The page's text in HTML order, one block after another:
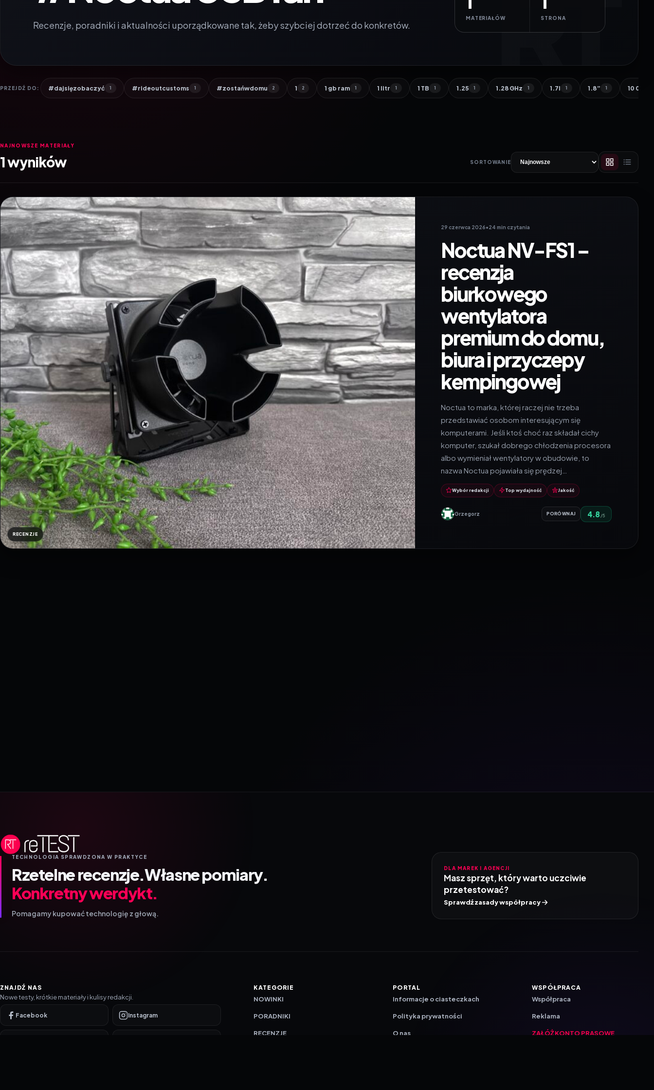
Recenzje, poradniki i aktualności uporządkowane tak, żeby szybciej dotrzeć do konkretów.
MATERIAŁÓW STRONA
PRZEJDŹ DO: #dajsięzobaczyć 1 #rideoutcustoms 1 #zostańwdomu 2 1 2 1 gb ram 1 1 litr 1 1 TB 1 1.25 1 1.28 GHz 1 1.7l 1 1.8” 1 10 000
NAJNOWSZE MATERIAŁY
1 wyników SORTOWANIE
RECENZJE
29 czerwca 2026•24 min czytania
Noctua NV-FS1 –
recenzja
biurkowego
wentylatora
premium do domu,
biura i przyczepy
kempingowej
Noctua to marka, której raczej nie trzeba
przedstawiać osobom interesującym się
komputerami. Jeśli ktoś choć raz składał cichy
komputer, szukał dobrego chłodzenia procesora
albo wymieniał wentylatory w obudowie, to
nazwa Noctua pojawiała się prędzej…
Wybór redakcji Top wydajność Jakość
Grzegorz PORÓWNAJ 4.8 /5
TECHNOLOGIA SPRAWDZONA W PRAKTYCE
Rzetelne recenzje.Własne pomiary.
Konkretny werdykt.
Pomagamy kupować technologię z głową.
DLA MAREK I AGENCJI
Masz sprzęt, który warto uczciwie
przetestować?
Sprawdź zasady współpracy
ZNAJDŹ NAS
Nowe testy, krótkie materiały i kulisy redakcji.
Facebook Instagram
KATEGORIE
NOWINKI
PORADNIKI
RECENZJE
PORTAL
Informacje o ciasteczkach
Polityka prywatności
O nas
WSPÓŁPRACA
Współpraca
Reklama
ZAŁÓŻ KONTO PRASOWE